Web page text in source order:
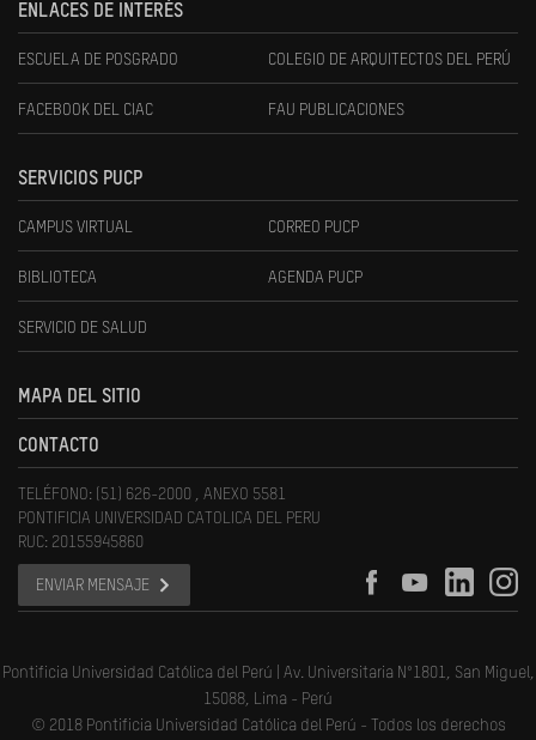
ENLACES DE INTERÉS
ESCUELA DE POSGRADO COLEGIO DE ARQUITECTOS DEL PERÚ
FACEBOOK DEL CIAC FAU PUBLICACIONES
SERVICIOS PUCP
CAMPUS VIRTUAL CORREO PUCP
BIBLIOTECA AGENDA PUCP
SERVICIO DE SALUD
MAPA DEL SITIO
CONTACTO
TELÉFONO: (51) 626-2000 , ANEXO 5581
PONTIFICIA UNIVERSIDAD CATOLICA DEL PERU
RUC: 20155945860
ENVIAR MENSAJE
Pontificia Universidad Católica del Perú | Av. Universitaria N°1801, San Miguel,
15088, Lima - Perú
© 2018 Pontificia Universidad Católica del Perú - Todos los derechos